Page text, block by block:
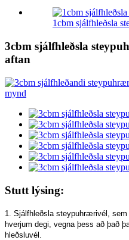
1cbm sjálfhleðsla
3cbm sjálfhleðsla
aftan
Stutt lýsing:
1. Sjálfhleðsla steypuhrærivél,
hverjum degi, vegna þess að það
hleðsluvél.